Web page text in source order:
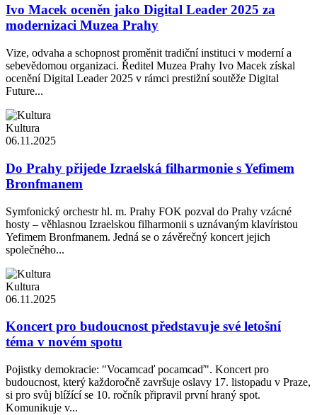
Ivo Macek oceněn jako Digital Leader 2025 za
modernizaci Muzea Prahy
Vize, odvaha a schopnost proměnit tradiční instituci v moderní a
sebevědomou organizaci. Ředitel Muzea Prahy Ivo Macek získal
ocenění Digital Leader 2025 v rámci prestižní soutěže Digital
Future...
Kultura
06.11.2025
Do Prahy přijede Izraelská filharmonie s Yefimem
Bronfmanem
Symfonický orchestr hl. m. Prahy FOK pozval do Prahy vzácné
hosty – věhlasnou Izraelskou filharmonii s uznávaným klavíristou
Yefimem Bronfmanem. Jedná se o závěrečný koncert jejich
společného...
Kultura
06.11.2025
Koncert pro budoucnost představuje své letošní
téma v novém spotu
Pojistky demokracie: "Vocamcaď pocamcaď". Koncert pro
budoucnost, který každoročně završuje oslavy 17. listopadu v Praze,
si pro svůj blížící se 10. ročník připravil první hraný spot.
Komunikuje v...